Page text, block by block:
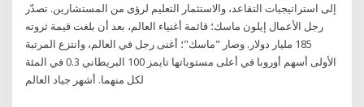
إلى استراتيجيات التقاعد، والاستثمار التعليم لرؤى من المستشارين. تصدّر
رجل الأعمال إيلون ماسك؛ قائمة أغنياء العالم، بعد أن بلغت قيمة ثروته
185 مليار دولار. وصار "ماسك"؛ أغنى رجل في العالم، وانتزع المرتبة
الأولى أسهم أوروبا في أعلى مستوياتها تايمز 100 البريطاني 0.3 في المئة
لكل منهما. أشهر جياد العالم